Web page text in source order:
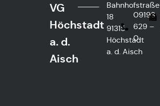
VG
Höchstadt
a. d.
Aisch
Bahnhofstraße
18
91315
Höchstadt
a. d. Aisch
09193
629 –
0